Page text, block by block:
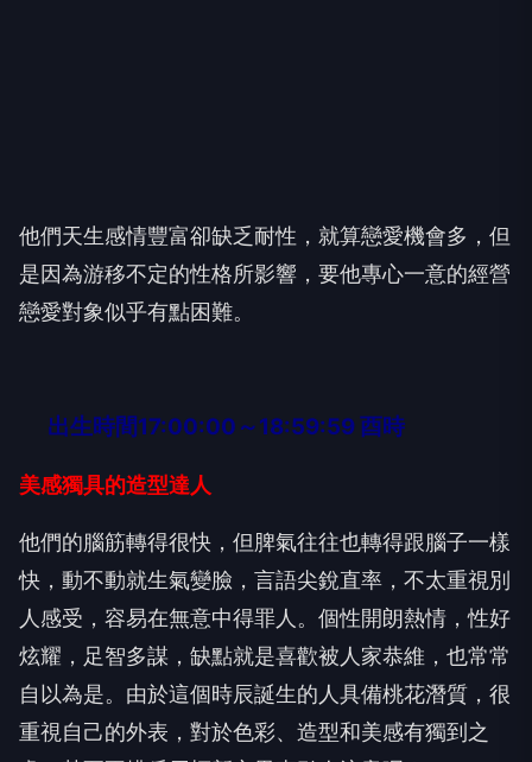
他們天生感情豐富卻缺乏耐性，就算戀愛機會多，但
是因為游移不定的性格所影響，要他專心一意的經營
戀愛對象似乎有點困難。
出生時間17:00:00～18:59:59 酉時
美感獨具的造型達人
他們的腦筋轉得很快，但脾氣往往也轉得跟腦子一樣
快，動不動就生氣變臉，言語尖銳直率，不太重視別
人感受，容易在無意中得罪人。個性開朗熱情，性好
炫耀，足智多謀，缺點就是喜歡被人家恭維，也常常
自以為是。由於這個時辰誕生的人具備桃花潛質，很
重視自己的外表，對於色彩、造型和美感有獨到之